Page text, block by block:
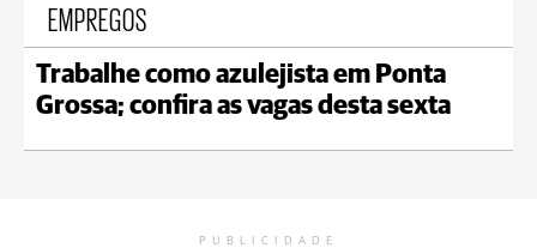
EMPREGOS
Trabalhe como azulejista em Ponta
Grossa; confira as vagas desta sexta
PUBLICIDADE